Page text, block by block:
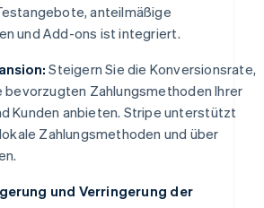
anteilmäßige
und Add-ons ist integriert.
Steigern Sie die Konversionsrate,
bevorzugten Zahlungsmethoden Ihrer
Kunden anbieten. Stripe unterstützt
Zahlungsmethoden und über
und Verringerung der